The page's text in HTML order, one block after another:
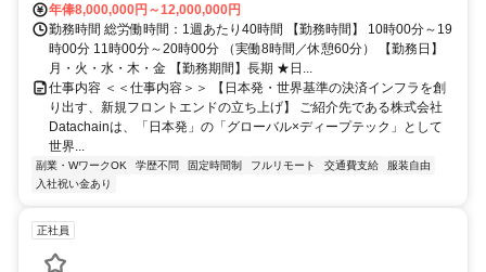
年俸8,000,000円～12,000,000円
勤務時間 総労働時間：1週あたり40時間 【勤務時間】 10時00分～19
時00分 11時00分～20時00分 （実働8時間／休憩60分） 【勤務日】
月・火・水・木・金 【勤務期間】長期 ★日...
仕事内容 ＜＜仕事内容＞＞ 【日本発・世界基準の決済インフラを創
り出す、新規フロントエンドの立ち上げ】 ご紹介先である株式会社
Datachainは、「日本発」の「グローバル×ディープテック」として
世界...
副業・WワークOK 学歴不問 固定時間制 フルリモート 交通費支給
服装自由
入社祝い金あり
正社員